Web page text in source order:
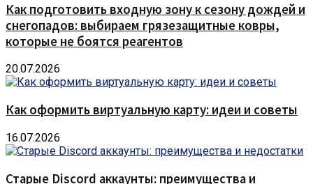
Как подготовить входную зону к сезону дождей и
снегопадов: выбираем грязезащитные ковры,
которые не боятся реагентов
20.07.2026
Как оформить виртуальную карту: идеи и советы
16.07.2026
Старые Discord аккаунты: преимущества и